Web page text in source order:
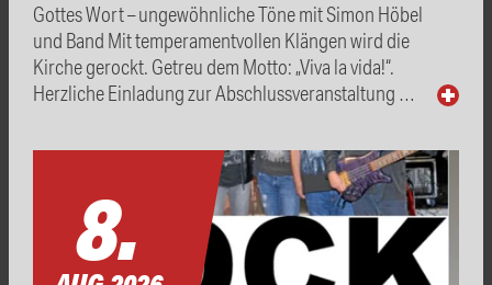
Gottes Wort – ungewöhnliche Töne mit Simon Höbel
und Band Mit temperamentvollen Klängen wird die
Kirche gerockt. Getreu dem Motto: „Viva la vida!“.
Herzliche Einladung zur Abschlussveranstaltung …
8.